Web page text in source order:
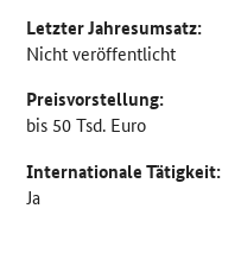
Letzter Jahresumsatz:
Nicht veröffentlicht
Preisvorstellung:
bis 50 Tsd. Euro
Internationale Tätigkeit:
Ja